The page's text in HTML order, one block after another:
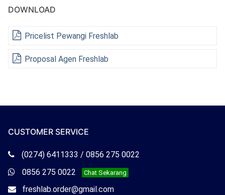
DOWNLOAD
Pricelist Pewangi Freshlab
Proposal Agen Freshlab
CUSTOMER SERVICE
Telepon
Freshlab
(0274) 6411333 / 0856 275 0022
Whatsapp
Freshlab
0856 275 0022 Chat Sekarang
Emailfreshlab.order@gmail.com